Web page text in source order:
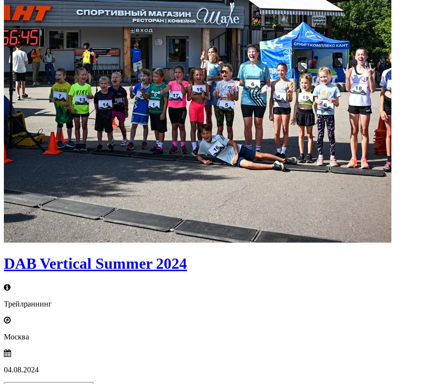
DAB Vertical Summer 2024
Трейлраннинг
Москва
04.08.2024